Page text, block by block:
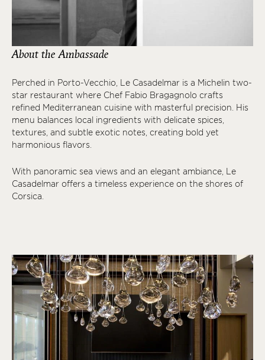
About the Ambassade
Perched in Porto-Vecchio, Le Casadelmar is a Michelin two-
star restaurant where Chef Fabio Bragagnolo crafts
refined Mediterranean cuisine with masterful precision. His
menu balances local ingredients with delicate spices,
textures, and subtle exotic notes, creating bold yet
harmonious flavors.
With panoramic sea views and an elegant ambiance, Le
Casadelmar offers a timeless experience on the shores of
Corsica.